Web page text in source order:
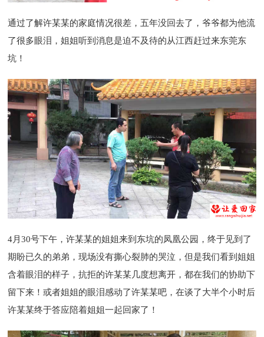
通过了解许某某的家庭情况很差，五年没回去了，爷爷都为他流
了很多眼泪，姐姐听到消息是迫不及待的从江西赶过来东莞东
坑！
4月30号下午，许某某的姐姐来到东坑的凤凰公园，终于见到了
期盼已久的弟弟，现场没有撕心裂肺的哭泣，但是我们看到姐姐
含着眼泪的样子，抗拒的许某某几度想离开，都在我们的协助下
留下来！或者姐姐的眼泪感动了许某某吧，在谈了大半个小时后
许某某终于答应陪着姐姐一起回家了！